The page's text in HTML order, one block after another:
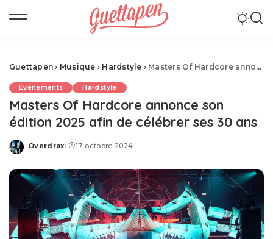
Guettapen › Musique › Hardstyle › Masters Of Hardcore annonce son édition 2025 afin de célébrer ses 30 ans
Événements Hardstyle
Masters Of Hardcore annonce son
édition 2025 afin de célébrer ses 30 ans
Posted
Overdrax 17 octobre 2024